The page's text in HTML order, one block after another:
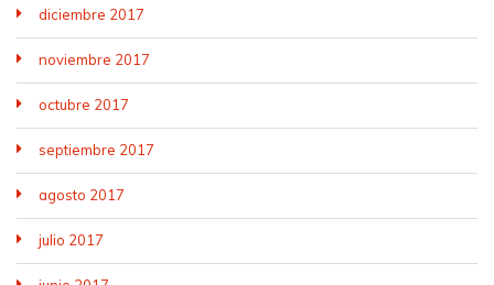
diciembre 2017
noviembre 2017
octubre 2017
septiembre 2017
agosto 2017
julio 2017